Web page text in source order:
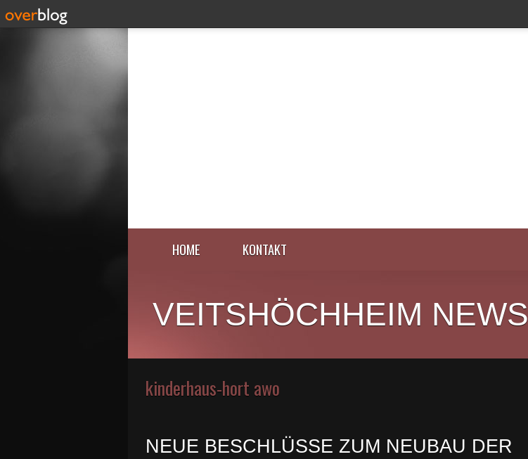
HOME KONTAKT
VEITSHÖCHHEIM NEWS
kinderhaus-hort awo
NEUE BESCHLÜSSE ZUM NEUBAU DER